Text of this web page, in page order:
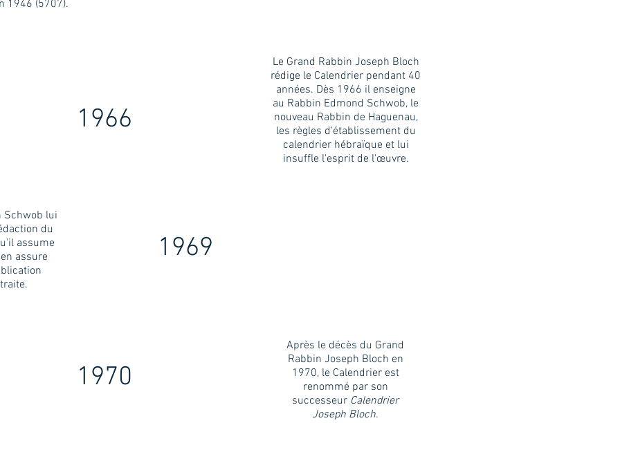
1966
1946 (5707).
1969
Schwob lui
du
assume
assure
1970
Le Grand Rabbin Joseph Bloch
rédige le Calendrier pendant 40
années. Dès 1966 il enseigne
au Rabbin Edmond Schwob, le
nouveau Rabbin de Haguenau,
les règles d'établissement du
calendrier hébraïque et lui
insuffle l'esprit de l'œuvre.
Après le décès du Grand
Rabbin Joseph Bloch en
1970, le Calendrier est
renommé par son
successeur Calendrier
Joseph Bloch.